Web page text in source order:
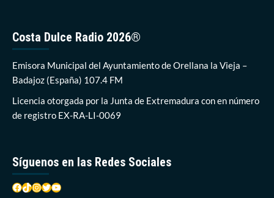
sanitarias
de
a
la
Santa
Costa Dulce Radio 2026®
Emisora Municipal del Ayuntamiento de Orellana la Vieja –
Badajoz (España) 107.4 FM
Licencia otorgada por la Junta de Extremadura con en número
de registro EX-RA-LI-0069
Síguenos en las Redes Sociales
Facebook
TikTok
Instagram
Twitter
YouTube